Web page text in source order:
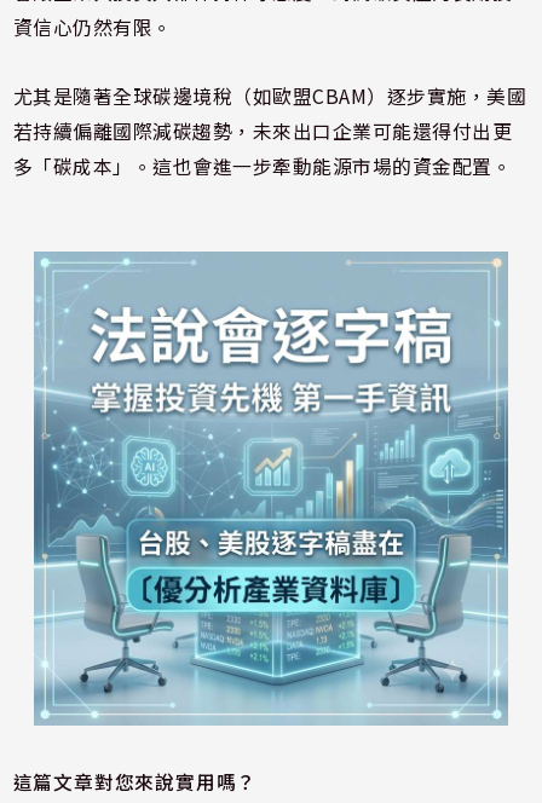
資信心仍然有限。
尤其是隨著全球碳邊境稅（如歐盟CBAM）逐步實施，美國
若持續偏離國際減碳趨勢，未來出口企業可能還得付出更
多「碳成本」。這也會進一步牽動能源市場的資金配置。
這篇文章對您來說實用嗎？